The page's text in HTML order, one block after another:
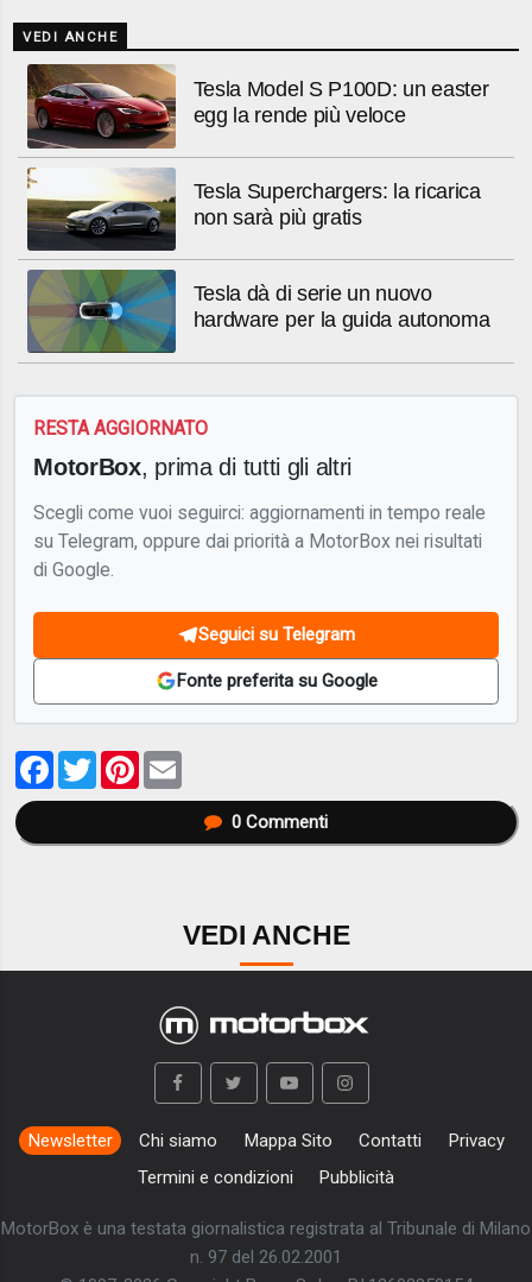
VEDI ANCHE
Tesla Model S P100D: un easter
egg la rende più veloce
Tesla Superchargers: la ricarica
non sarà più gratis
Tesla dà di serie un nuovo
hardware per la guida autonoma
RESTA AGGIORNATO
MotorBox, prima di tutti gli altri
Scegli come vuoi seguirci: aggiornamenti in tempo reale
su Telegram, oppure dai priorità a MotorBox nei risultati
di Google.
Seguici su Telegram
Fonte preferita su Google
Facebook
TwitterPinterest
0Commenti
VEDI ANCHE
Newsletter Chi siamo Mappa Sito Contatti
Privacy
Termini e condizioni
Pubblicità
MotorBox è una testata giornalistica registrata al Tribunale di Milano
n. 97 del 26.02.2001